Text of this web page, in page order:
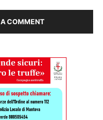
A COMMENT